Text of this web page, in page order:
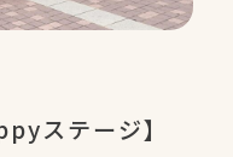
ステージ】